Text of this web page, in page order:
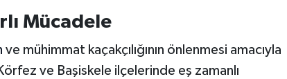
Mücadele
ve mühimmat kaçakçılığının önlenmesi amacıyla
ve Başiskele ilçelerinde eş zamanlı